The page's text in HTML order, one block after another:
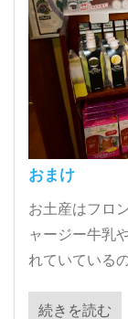
おまけ
お土産はフロ
ャージー牛乳
れていている
続きを読む